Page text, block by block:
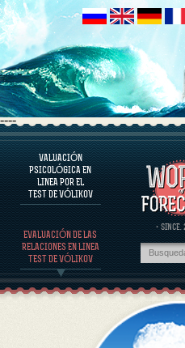
----
VALUACIÓN
PSICOLÓGICA EN
LINEA POR EL
TEST DE VÓLIKOV
EVALUACIÓN DE LAS
RELACIONES EN LINEA
TEST DE VÓLIKOV
·
EL
EVALUAR EL
EVALUACIÓN DEL
EL
EVALUAR LA
PROGNOSIS